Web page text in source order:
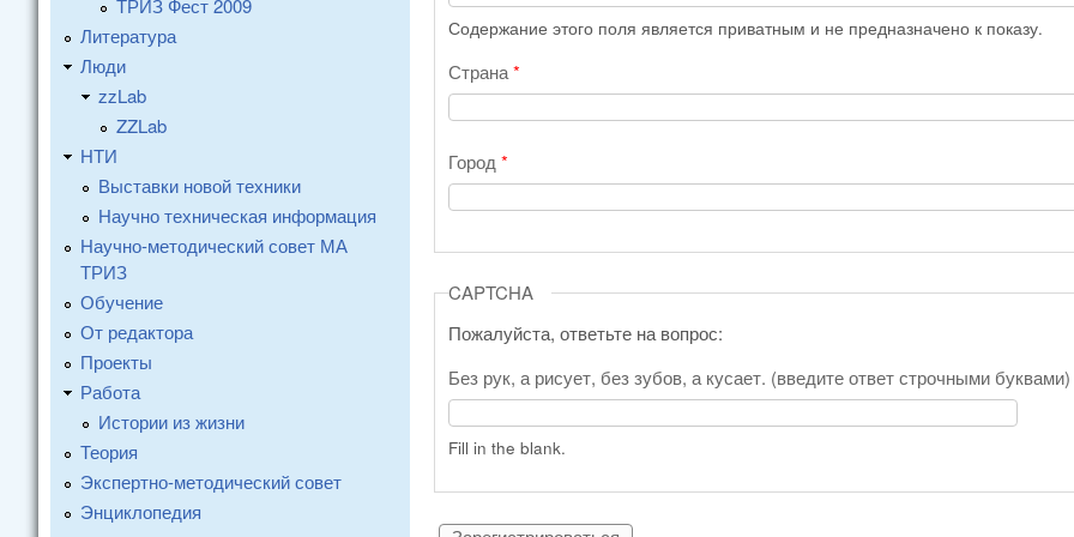
Содержание этого поля является приватным и не предназначено к показу.
Страна*
Город*
CAPTCHA
Пожалуйста, ответьте на вопрос:
Без рук, а рисует, без зубов, а кусает. (введите ответ строчными
Fill in the blank.
ТРИЗ Фест 2009
Литература
Люди
zzLab
ZZLab
НТИ
Выставки новой техники
Научно техническая информация
Научно-методический совет МА
ТРИЗ
Обучение
От редактора
Проекты
Работа
Истории из жизни
Теория
Экспертно-методический совет
Энциклопедия